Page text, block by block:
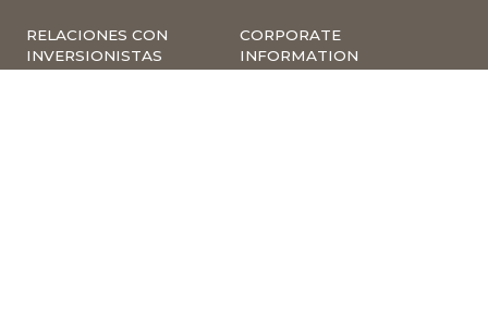
RELACIONES CON
INVERSIONISTAS
CORPORATE
INFORMATION